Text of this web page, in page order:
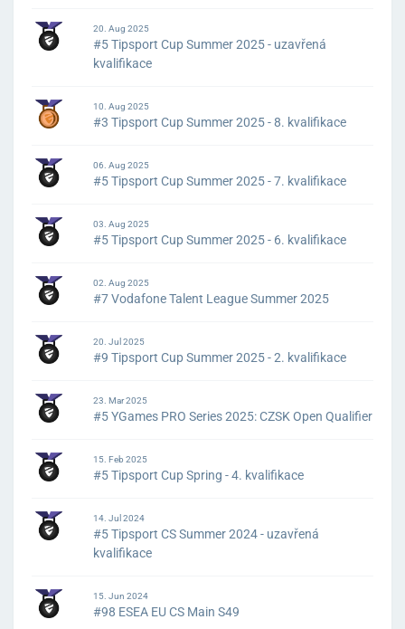
20. Aug 2025
#5 Tipsport Cup Summer 2025 - uzavřená
kvalifikace
10. Aug 2025
#3 Tipsport Cup Summer 2025 - 8. kvalifikace
06. Aug 2025
#5 Tipsport Cup Summer 2025 - 7. kvalifikace
03. Aug 2025
#5 Tipsport Cup Summer 2025 - 6. kvalifikace
02. Aug 2025
#7 Vodafone Talent League Summer 2025
20. Jul 2025
#9 Tipsport Cup Summer 2025 - 2. kvalifikace
23. Mar 2025
#5 YGames PRO Series 2025: CZSK Open Qualifier
15. Feb 2025
#5 Tipsport Cup Spring - 4. kvalifikace
14. Jul 2024
#5 Tipsport CS Summer 2024 - uzavřená
kvalifikace
15. Jun 2024
#98 ESEA EU CS Main S49